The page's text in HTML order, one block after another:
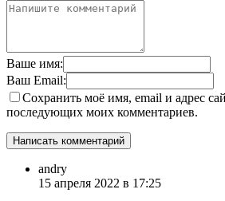
Ваше имя:
Ваш Email:
Сохранить моё имя, email и адрес
последующих моих комментариев.
andry
15 апреля 2022 в 17:25